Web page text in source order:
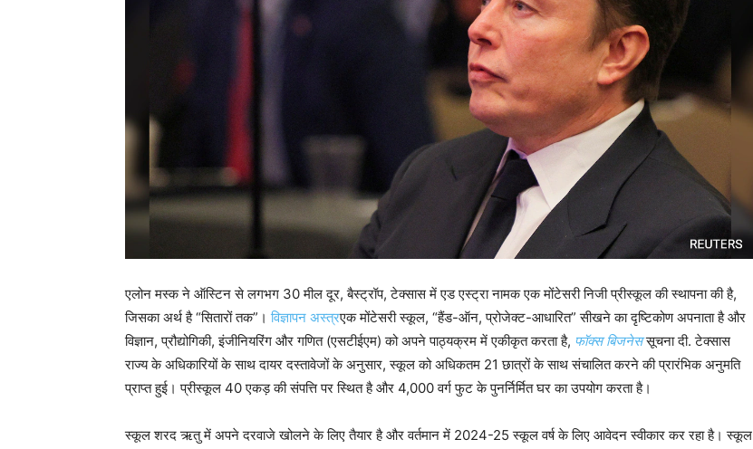
एलोन मस्क ने ऑस्टिन से लगभग 30 मील दूर, बैस्ट्रॉप, टेक्सास में एड एस्ट्रा नामक एक मोंटेसरी निजी प्रीस्कूल की स्थापना की है,
जिसका अर्थ है “सितारों तक”।विज्ञापन अस्त्रएक मोंटेसरी स्कूल, “हैंड-ऑन, प्रोजेक्ट-आधारित” सीखने का दृष्टिकोण अपनाता है और
विज्ञान, प्रौद्योगिकी, इंजीनियरिंग और गणित (एसटीईएम) को अपने पाठ्यक्रम में एकीकृत करता है, फॉक्स बिजनेससूचना दी. टेक्सास
राज्य के अधिकारियों के साथ दायर दस्तावेजों के अनुसार, स्कूल को अधिकतम 21 छात्रों के साथ संचालित करने की प्रारंभिक अनुमति
प्राप्त हुई। प्रीस्कूल 40 एकड़ की संपत्ति पर स्थित है और 4,000 वर्ग फुट के पुनर्निर्मित घर का उपयोग करता है।
स्कूल शरद ऋतु में अपने दरवाजे खोलने के लिए तैयार है और वर्तमान में 2024-25 स्कूल वर्ष के लिए आवेदन स्वीकार कर रहा है। स्कूल